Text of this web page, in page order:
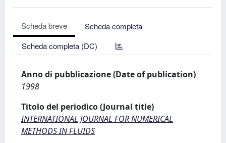
Scheda breve
Scheda completa
Scheda completa (DC)
Anno di pubblicazione (Date of publication)
1998
Titolo del periodico (Journal title)
INTERNATIONAL JOURNAL FOR NUMERICAL
METHODS IN FLUIDS